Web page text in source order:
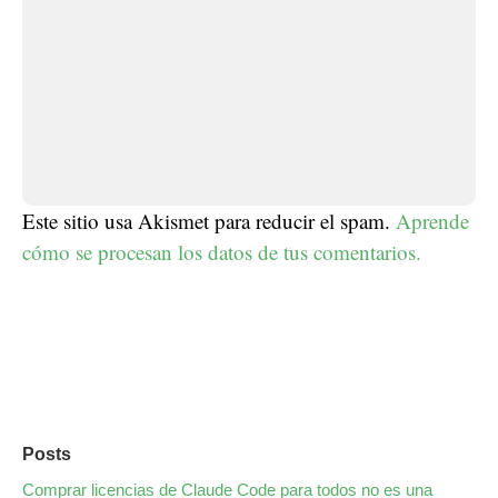
Este sitio usa Akismet para reducir el spam. Aprende
cómo se procesan los datos de tus comentarios.
Posts
Comprar licencias de Claude Code para todos no es una